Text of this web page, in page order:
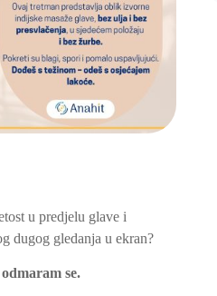
u predjelu glave i
dugog gledanja u ekran?
se.